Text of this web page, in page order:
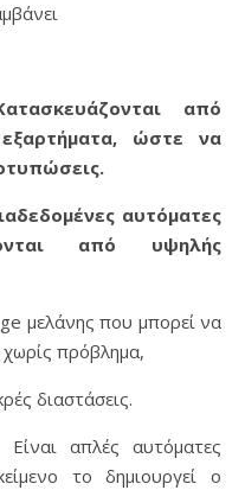
από
ώστε να
αυτόματες
από υψηλής
μελάνης που μπορεί να
χωρίς πρόβλημα,
διαστάσεις.
Είναι απλές αυτόματες
το δημιουργεί ο